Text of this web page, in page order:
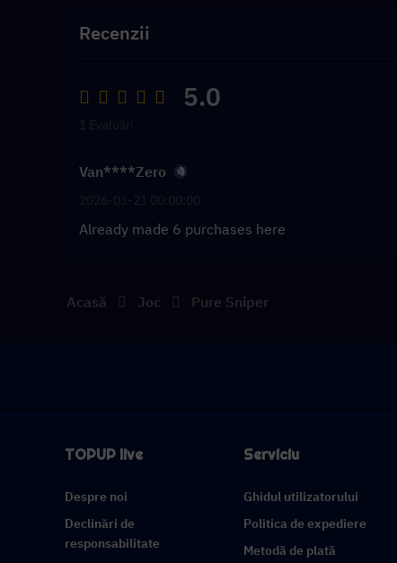
Recenzii
5.0
Van****Zero
Already made 6 purchases here
Acasă Joc Pure Sniper
TOPUP live
Despre noi
Declinări de
responsabilitate
Serviciu
Ghidul utilizatorului
Politica de expediere
Metodă de plată